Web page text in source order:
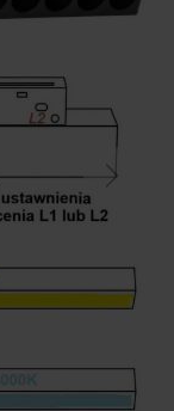
Next